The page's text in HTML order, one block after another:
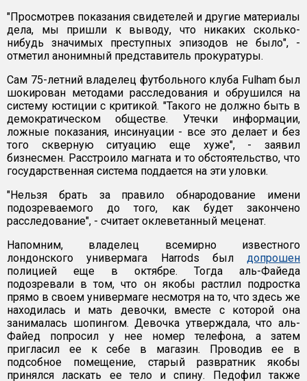
"Просмотрев показания свидетелей и другие материалы
дела, мы пришли к выводу, что никаких сколько-
нибудь значимых преступных эпизодов не было", -
отметил анонимный представитель прокуратуры.
Сам 75-летний владелец футбольного клуба Fulham был
шокирован методами расследования и обрушился на
систему юстиции с критикой. "Такого не должно быть в
демократическом обществе. Утечки информации,
ложные показания, инсинуации - все это делает и без
того скверную ситуацию еще хуже", - заявил
бизнесмен. Расстроило магната и то обстоятельство, что
государственная система поддается на эти уловки.
"Нельзя брать за правило обнародование имени
подозреваемого до того, как будет закончено
расследование", - считает оклеветанный меценат.
Напомним, владелец всемирно известного
лондонского универмага Harrods был допрошен
полицией еще в октябре. Тогда аль-Файеда
подозревали в том, что он якобы растлил подростка
прямо в своем универмаге несмотря на то, что здесь же
находилась и мать девочки, вместе с которой она
занималась шопингом. Девочка утверждала, что аль-
Файед попросил у нее номер телефона, а затем
пригласил ее к себе в магазин. Проводив ее в
подсобное помещение, старый развратник якобы
принялся ласкать ее тело и спину. Педофил также